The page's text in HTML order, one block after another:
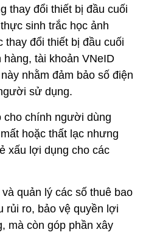
thay đổi thiết bị đầu cuối
sinh trắc học ảnh
đổi thiết bị đầu cuối
tài khoản VNeID
nhằm đảm bảo số điện
sử dụng.
cho chính người dùng
hoặc thất lạc nhưng
xấu lợi dụng cho các
quản lý các số thuê bao
rủi ro, bảo vệ quyền lợi
mà còn góp phần xây